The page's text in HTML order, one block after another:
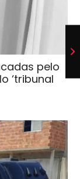
pelo
‘tribunal